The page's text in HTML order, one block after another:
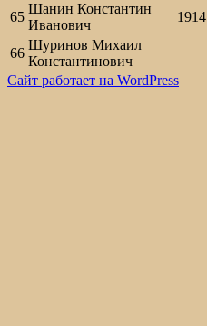
65
Шанин Константин
Иванович
1914
66
Шуринов Михаил
Константинович
Сайт работает на WordPress